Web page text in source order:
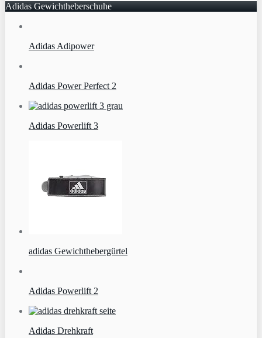
Adidas Gewichtheberschuhe
Adidas Adipower
Adidas Power Perfect 2
Adidas Powerlift 3
adidas Gewichthebergürtel
Adidas Powerlift 2
Adidas Drehkraft